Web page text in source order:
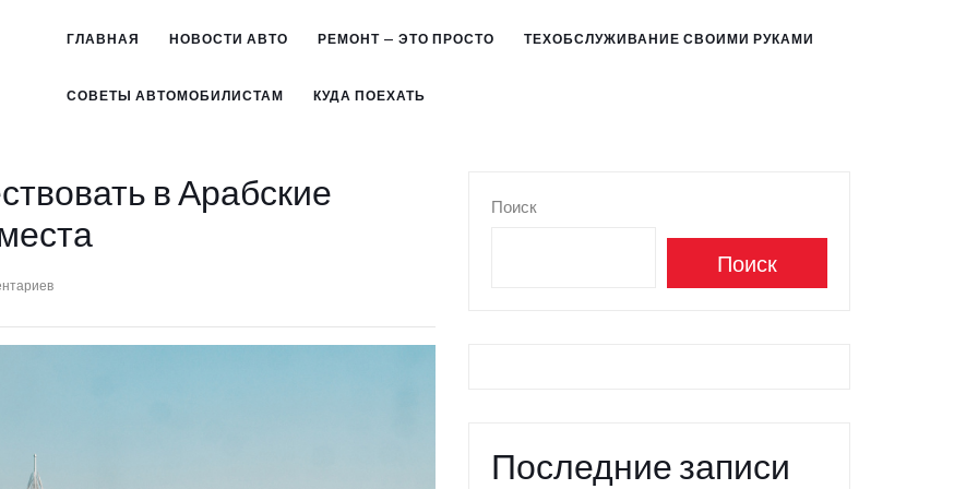
ГЛАВНАЯ НОВОСТИ АВТО РЕМОНТ — ЭТО ПРОСТО ТЕХОБСЛУЖИВАНИЕ СВОИМИ РУКАМИ
СОВЕТЫ АВТОМОБИЛИСТАМ КУДА ПОЕХАТЬ
в Арабские
Поиск
Поиск
Последние записи